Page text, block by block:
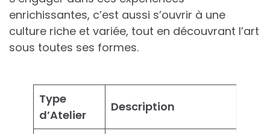
enrichissantes, c’est aussi s’ouvrir à une
culture riche et variée, tout en découvrant l’art
sous toutes ses formes.
Type
d’Atelier
Description